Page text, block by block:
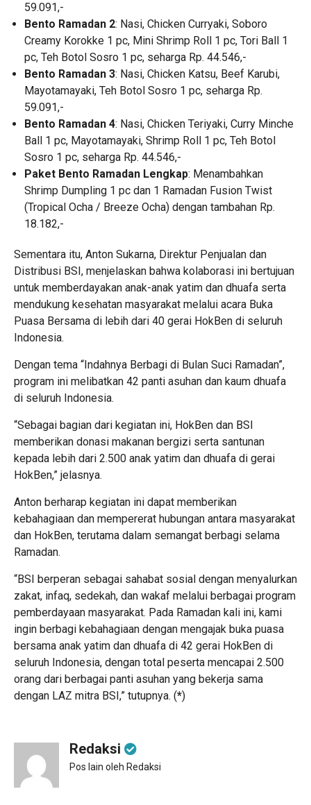
59.091,-
Bento Ramadan 2: Nasi, Chicken Curryaki, Soboro
Creamy Korokke 1 pc, Mini Shrimp Roll 1 pc, Tori Ball 1
pc, Teh Botol Sosro 1 pc, seharga Rp. 44.546,-
Bento Ramadan 3: Nasi, Chicken Katsu, Beef Karubi,
Mayotamayaki, Teh Botol Sosro 1 pc, seharga Rp.
59.091,-
Bento Ramadan 4: Nasi, Chicken Teriyaki, Curry Minche
Ball 1 pc, Mayotamayaki, Shrimp Roll 1 pc, Teh Botol
Sosro 1 pc, seharga Rp. 44.546,-
Paket Bento Ramadan Lengkap: Menambahkan
Shrimp Dumpling 1 pc dan 1 Ramadan Fusion Twist
(Tropical Ocha / Breeze Ocha) dengan tambahan Rp.
18.182,-
Sementara itu, Anton Sukarna, Direktur Penjualan dan
Distribusi BSI, menjelaskan bahwa kolaborasi ini bertujuan
untuk memberdayakan anak-anak yatim dan dhuafa serta
mendukung kesehatan masyarakat melalui acara Buka
Puasa Bersama di lebih dari 40 gerai HokBen di seluruh
Indonesia.
Dengan tema “Indahnya Berbagi di Bulan Suci Ramadan”,
program ini melibatkan 42 panti asuhan dan kaum dhuafa
di seluruh Indonesia.
“Sebagai bagian dari kegiatan ini, HokBen dan BSI
memberikan donasi makanan bergizi serta santunan
kepada lebih dari 2.500 anak yatim dan dhuafa di gerai
HokBen,” jelasnya.
Anton berharap kegiatan ini dapat memberikan
kebahagiaan dan mempererat hubungan antara masyarakat
dan HokBen, terutama dalam semangat berbagi selama
Ramadan.
“BSI berperan sebagai sahabat sosial dengan menyalurkan
zakat, infaq, sedekah, dan wakaf melalui berbagai program
pemberdayaan masyarakat. Pada Ramadan kali ini, kami
ingin berbagi kebahagiaan dengan mengajak buka puasa
bersama anak yatim dan dhuafa di 42 gerai HokBen di
seluruh Indonesia, dengan total peserta mencapai 2.500
orang dari berbagai panti asuhan yang bekerja sama
dengan LAZ mitra BSI,” tutupnya. (*)
Redaksi
Pos lain oleh Redaksi